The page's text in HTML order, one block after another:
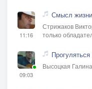
11:16
Смысл
Стрижаков
только
09:03
Высоцкая